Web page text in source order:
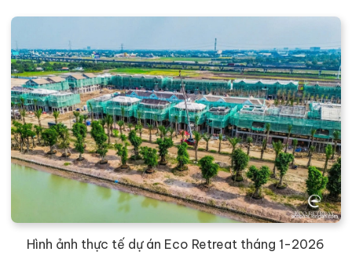
Hình ảnh thực tế dự án Eco Retreat tháng 1-2026